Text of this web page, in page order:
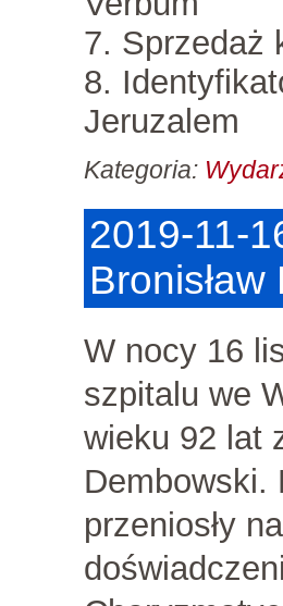
7. Sprzedaż
8.
Jeruzalem
Kategoria:
2019-11-
W nocy 16
szpitalu we
wieku 92 lat
Dembowski.
przeniosły